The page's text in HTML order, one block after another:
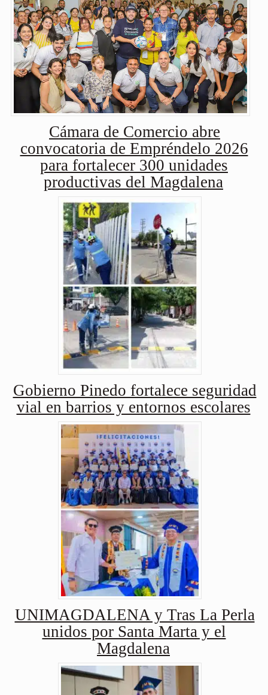
Cámara de Comercio abre
convocatoria de Empréndelo 2026
para fortalecer 300 unidades
productivas del Magdalena
Gobierno Pinedo fortalece seguridad
vial en barrios y entornos escolares
UNIMAGDALENA y Tras La Perla
unidos por Santa Marta y el
Magdalena